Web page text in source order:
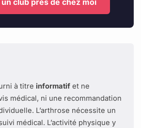
club près de chez moi
à titre informatif et ne
médical, ni une recommandation
L’arthrose nécessite un
médical. L’activité physique y